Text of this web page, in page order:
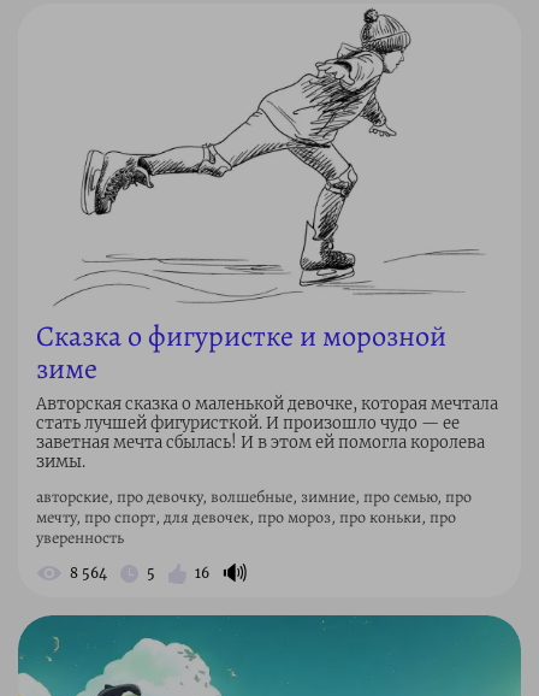
Сказка о фигуристке и морозной
зиме
Авторская сказка о маленькой девочке, которая мечтала
стать лучшей фигуристкой. И произошло чудо — ее
заветная мечта сбылась! И в этом ей помогла королева
зимы.
авторские, про девочку, волшебные, зимние, про семью, про
мечту, про спорт, для девочек, про мороз, про коньки, про
уверенность
8 564 5 16 🔊